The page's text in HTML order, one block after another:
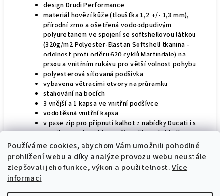
Používáme cookies, abychom Vám umožnili pohodlné
prohlížení webu a díky analýze provozu webu neustále
zlepšovali jeho funkce, výkon a použitelnost.Více
informací
design Drudi Performance
materiál hovězí kůže (tloušťka 1,2 +/- 1,3 mm),
přírodní zrno a ošetřená vodoodpudivým
polyuretanem ve spojení se softshellovou látkou
(320g/m2 Polyester-Elastan Softshell tkanina -
odolnost proti oděru 620 cyklů Martindale) na
prsou a vnitřním rukávu pro větší volnost pohybu
polyesterová síťovaná podšívka
vybavena větracími otvory na průramku
stahování na bocích
3 vnější a 1 kapsa ve vnitřní podšívce
vodotěsná vnitřní kapsa
v pase zip pro připnutí kalhot z nabídky Ducati i s
protikusem, který lze našít na libovolné kalhoty
a poutko pro připnutí kalhot
výrobek s označením CE, certifikovaný podle
nařízení (EU) 2016/425